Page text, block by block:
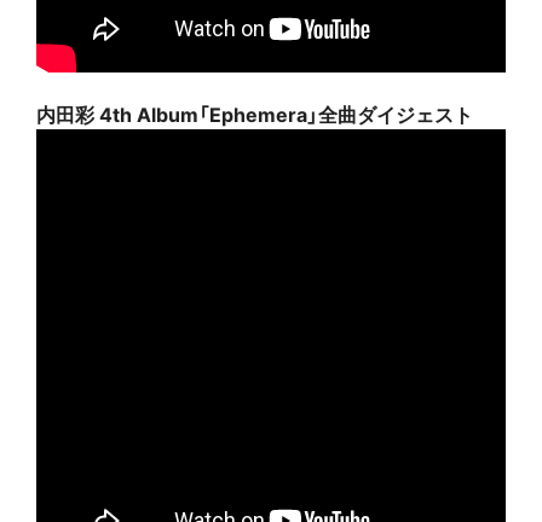
内田彩 4th Album「Ephemera」全曲ダイジェスト